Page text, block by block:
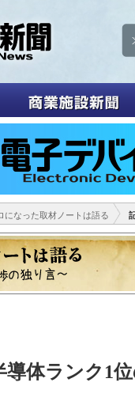
になった取材ノートは語る
体ランク1